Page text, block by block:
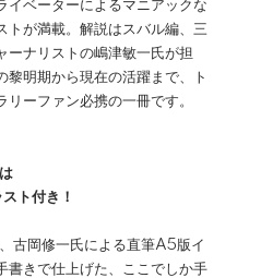
イベーターによるマニアックな
トが満載。解説はスバル編、三
ーナリストの嶋津敏一氏が担
黎明期から現在の活躍まで、ト
リーファン必携の一冊です。
ト付き！
古岡修一氏による直筆A5版イ
書きで仕上げた、ここでしか手